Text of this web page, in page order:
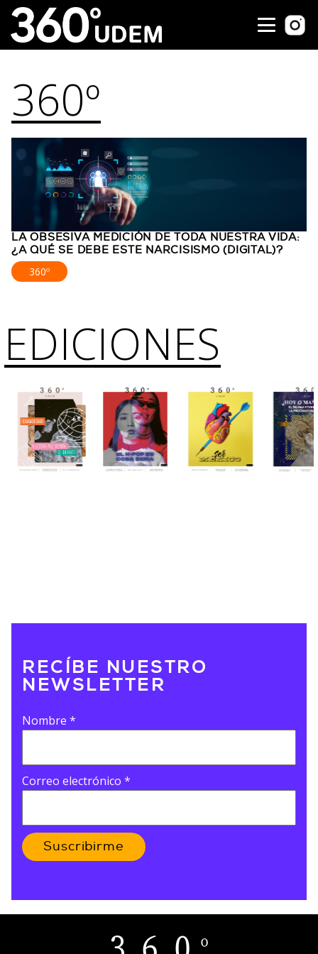
360º
LA OBSESIVA MEDICIÓN DE TODA NUESTRA VIDA:
¿A QUÉ SE DEBE ESTE NARCISISMO (DIGITAL)?
360º
EDICIONES
RECÍBE NUESTRO
NEWSLETTER
Nombre *
Correo electrónico *
Suscribirme